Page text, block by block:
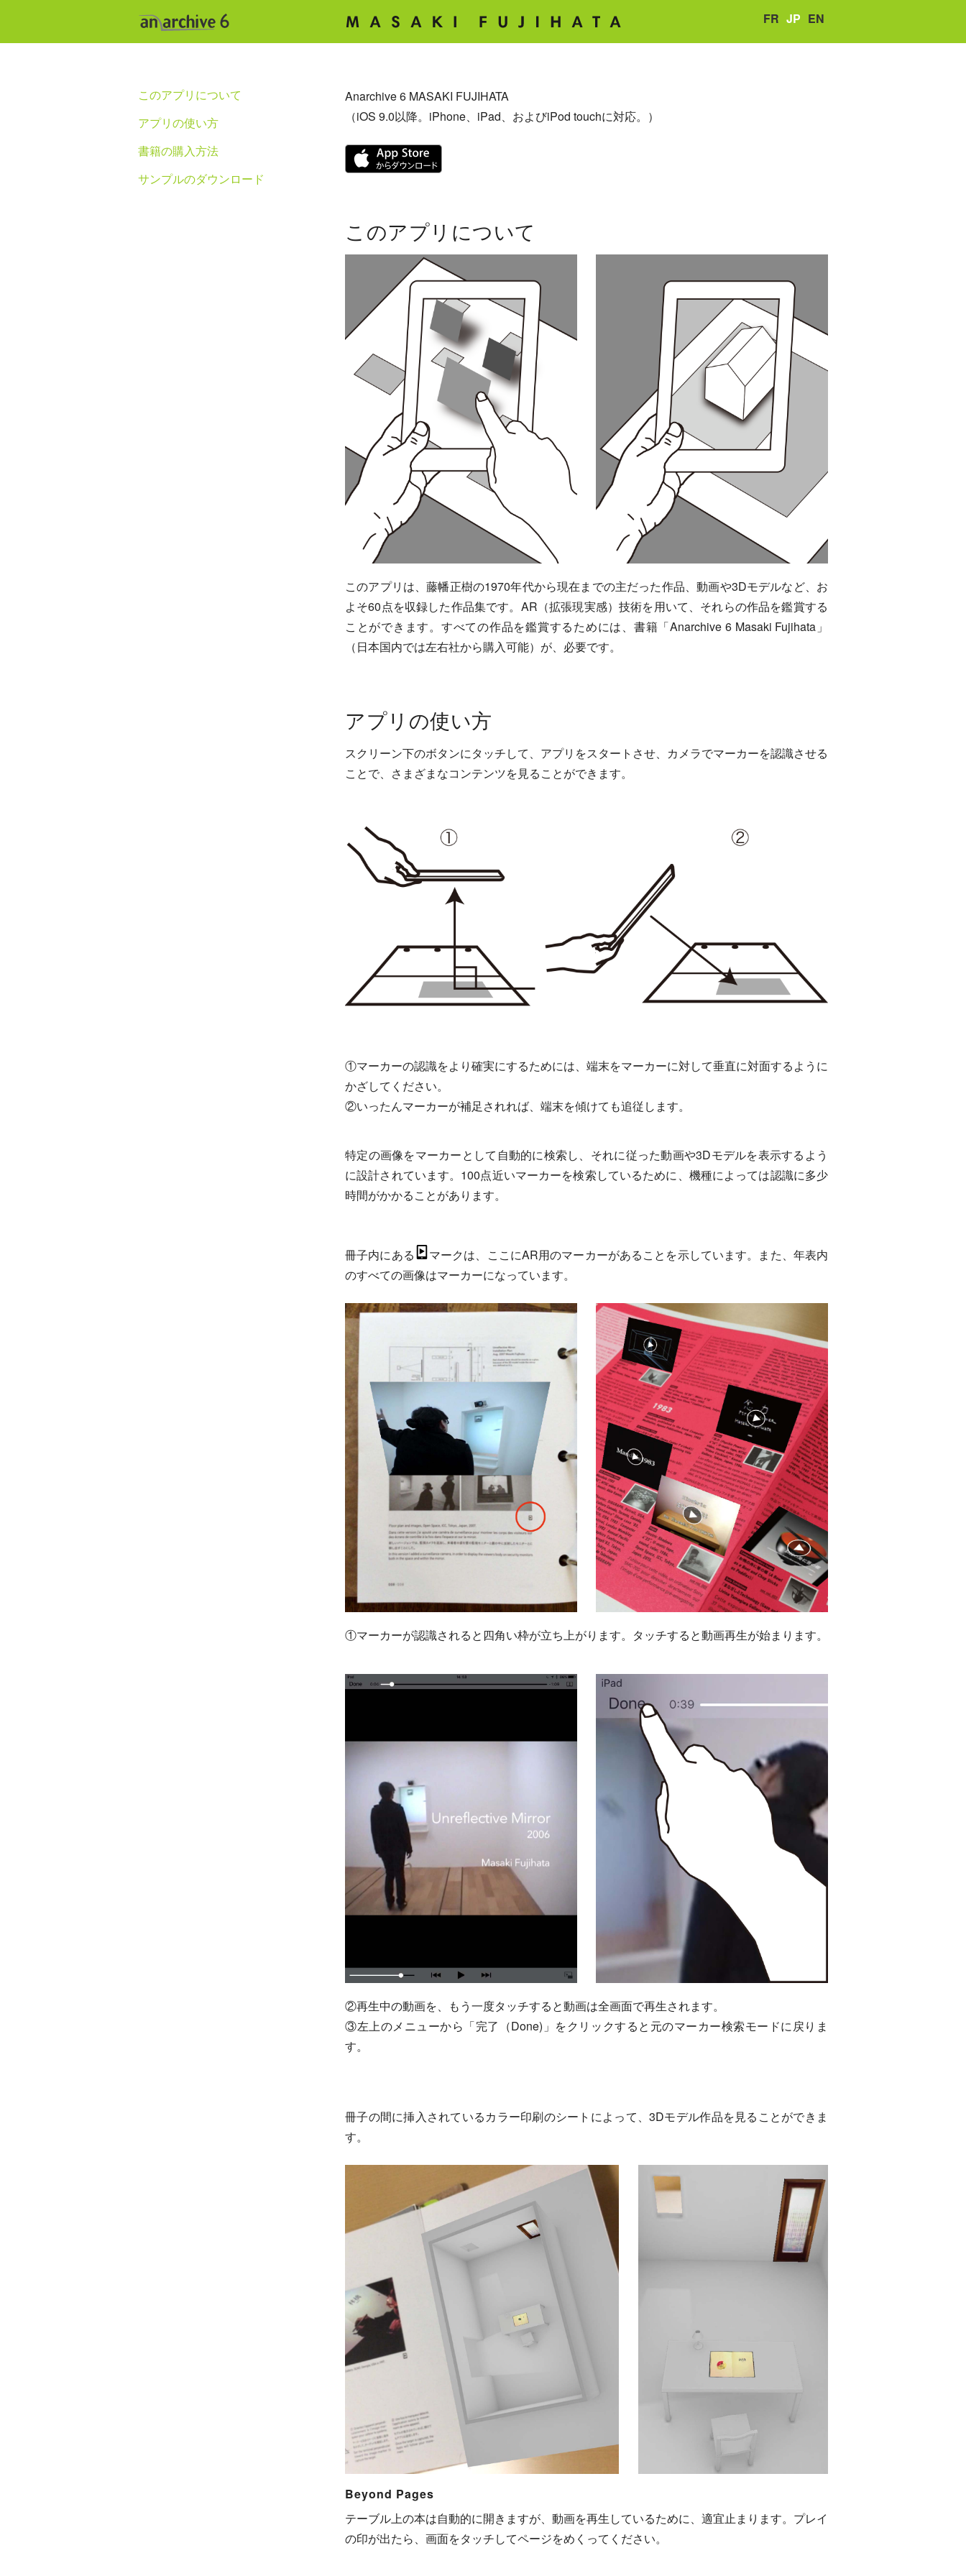
FR JP EN
このアプリについて
アプリの使い方
書籍の購入方法
サンプルのダウンロード
Anarchive 6 MASAKI FUJIHATA
（iOS 9.0以降。iPhone、iPad、およびiPod touchに対応。）
このアプリについて
このアプリは、藤幡正樹の1970年代から現在までの主だった作品、動画や3Dモデルなど、お
よそ60点を収録した作品集です。AR（拡張現実感）技術を用いて、それらの作品を鑑賞する
ことができます。すべての作品を鑑賞するためには、書籍「Anarchive 6 Masaki Fujihata」
（日本国内では左右社から購入可能）が、必要です。
アプリの使い方
スクリーン下のボタンにタッチして、アプリをスタートさせ、カメラでマーカーを認識させる
ことで、さまざまなコンテンツを見ることができます。
①マーカーの認識をより確実にするためには、端末をマーカーに対して垂直に対面するように
かざしてください。
②いったんマーカーが補足されれば、端末を傾けても追従します。
特定の画像をマーカーとして自動的に検索し、それに従った動画や3Dモデルを表示するよう
に設計されています。100点近いマーカーを検索しているために、機種によっては認識に多少
時間がかかることがあります。
冊子内にある
マークは、ここにAR用のマーカーがあることを示しています。また、年表内
のすべての画像はマーカーになっています。
①マーカーが認識されると四角い枠が立ち上がります。タッチすると動画再生が始まります。
②再生中の動画を、もう一度タッチすると動画は全画面で再生されます。
③左上のメニューから「完了（Done)」をクリックすると元のマーカー検索モードに戻りま
す。
冊子の間に挿入されているカラー印刷のシートによって、3Dモデル作品を見ることができま
す。
Beyond Pages
テーブル上の本は自動的に開きますが、動画を再生しているために、適宜止まります。プレイ
の印が出たら、画面をタッチしてページをめくってください。